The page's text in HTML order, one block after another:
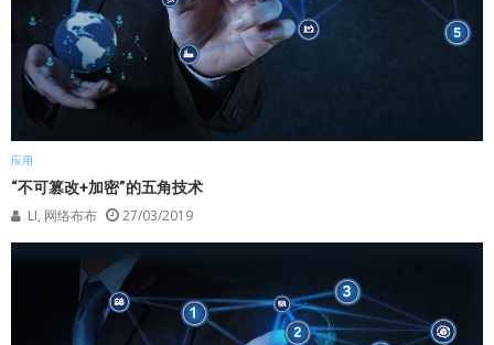
应用
“不可篡改+加密”的五角技术
LI, 网络布布 27/03/2019